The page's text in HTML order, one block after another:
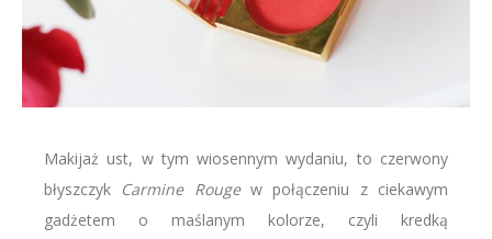
Makijaż ust, w tym wiosennym wydaniu, to czerwony
błyszczyk Carmine Rougew połączeniu z ciekawym
gadżetem o maślanym kolorze, czyli kredką